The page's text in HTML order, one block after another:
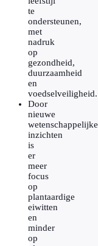
te
ondersteunen,
met
nadruk
op
gezondheid,
duurzaamheid
en
voedselveiligheid.
Door
nieuwe
wetenschappelijke
inzichten
is
er
meer
focus
op
plantaardige
eiwitten
en
minder
op